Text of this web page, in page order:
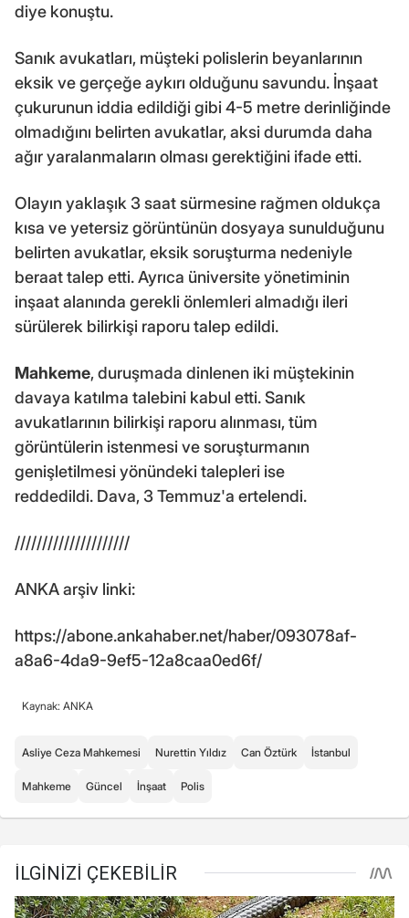
diye konuştu.
Sanık avukatları, müşteki polislerin beyanlarının
eksik ve gerçeğe aykırı olduğunu savundu. İnşaat
çukurunun iddia edildiği gibi 4-5 metre derinliğinde
olmadığını belirten avukatlar, aksi durumda daha
ağır yaralanmaların olması gerektiğini ifade etti.
Olayın yaklaşık 3 saat sürmesine rağmen oldukça
kısa ve yetersiz görüntünün dosyaya sunulduğunu
belirten avukatlar, eksik soruşturma nedeniyle
beraat talep etti. Ayrıca üniversite yönetiminin
inşaat alanında gerekli önlemleri almadığı ileri
sürülerek bilirkişi raporu talep edildi.
Mahkeme, duruşmada dinlenen iki müştekinin
davaya katılma talebini kabul etti. Sanık
avukatlarının bilirkişi raporu alınması, tüm
görüntülerin istenmesi ve soruşturmanın
genişletilmesi yönündeki talepleri ise
reddedildi. Dava, 3 Temmuz'a ertelendi.
/////////////////////
ANKA arşiv linki:
https://abone.ankahaber.net/haber/093078af-
a8a6-4da9-9ef5-12a8caa0ed6f/
Kaynak: ANKA
Asliye Ceza Mahkemesi Nurettin Yıldız Can Öztürk İstanbul
Mahkeme Güncel İnşaat Polis